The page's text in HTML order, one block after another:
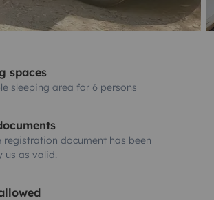
spaces
sleeping area for 6 persons
registration document has been
us as valid.